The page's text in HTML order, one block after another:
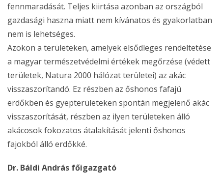
fennmaradását. Teljes kiirtása azonban az országból
gazdasági haszna miatt nem kívánatos és gyakorlatban
nem is lehetséges.
Azokon a területeken, amelyek elsődleges rendeltetése
a magyar természetvédelmi értékek megőrzése (védett
területek, Natura 2000 hálózat területei) az akác
visszaszorítandó. Ez részben az őshonos fafajú
erdőkben és gyepterületeken spontán megjelenő akác
visszaszorítását, részben az ilyen területeken álló
akácosok fokozatos átalakítását jelenti őshonos
fajokból álló erdőkké.
Dr. Báldi András főigazgató